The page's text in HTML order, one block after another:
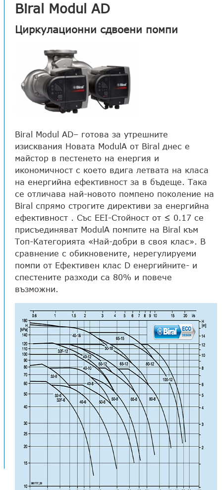
Biral Modul AD
Циркулационни сдвоени помпи
Biral Modul AD– готова за утрешните
изисквания Новата ModulA от Biral днес е
майстор в пестенето на енергия и
икономичност с което вдига летвата на класа
на енергийна ефективност за в бъдеще. Така
се отличава най-новото помпено поколение на
Biral спрямо строгите директиви за енергийна
ефективност . Със EEI-Стойност от ≤ 0.17 се
присъединяват ModulA помпите на Biral към
Топ-Категорията «Най-добри в своя клас». В
сравнение с обикновените, нерегулируеми
помпи от Ефективен клас D енергийните- и
спестените разходи са 80% и повече
възможни.